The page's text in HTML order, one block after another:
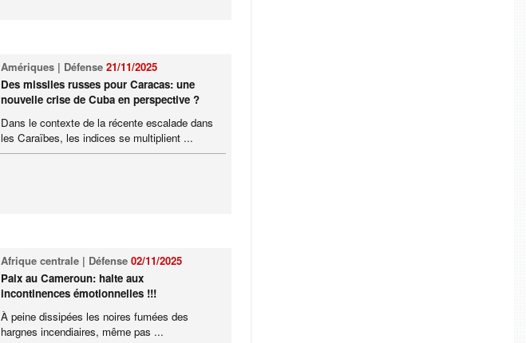
Amériques | Défense 21/11/2025
Des missiles russes pour Caracas: une
nouvelle crise de Cuba en perspective ?
Dans le contexte de la récente escalade dans
les Caraïbes, les indices se multiplient ...
Afrique centrale | Défense 02/11/2025
Paix au Cameroun: halte aux
incontinences émotionnelles !!!
À peine dissipées les noires fumées des
hargnes incendiaires, même pas ...